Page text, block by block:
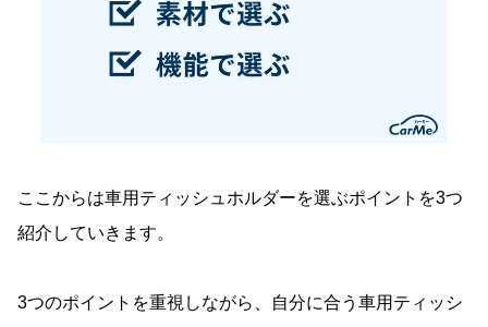
ここからは車用ティッシュホルダーを選ぶポイントを3つ
紹介していきます。
3つのポイントを重視しながら、自分に合う車用ティッシ